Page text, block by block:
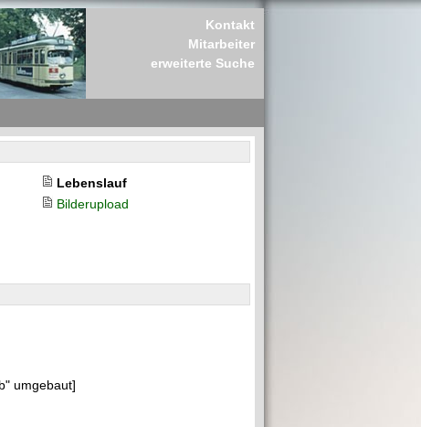
Kontakt
Mitarbeiter
erweiterte Suche
Lebenslauf
Bilderupload
umgebaut]